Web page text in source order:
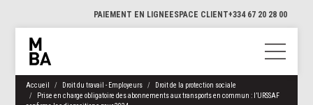
PAIEMENT EN LIGNEESPACE CLIENT+334 67 20 28 00
Accueil Droit du travail - Employeurs
Droit de la protection sociale
Prise en charge obligatoire des abonnements aux transports en commun : l’URSSAF